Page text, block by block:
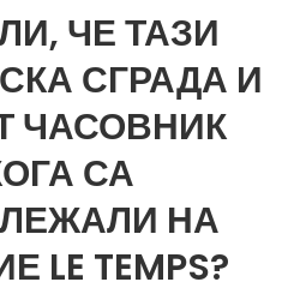
ЧЕ ТАЗИ
СГРАДА И
ЧАСОВНИК
СА
НА
LE TEMPS?